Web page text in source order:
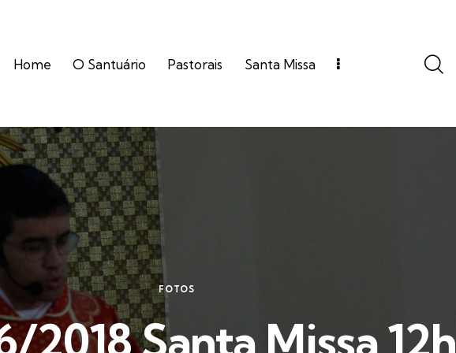
Home O Santuário Pastorais Santa Missa
FOTOS
2018 Santa Missa 12h